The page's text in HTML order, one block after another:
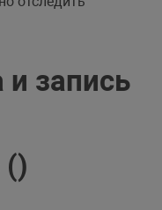
запись
()